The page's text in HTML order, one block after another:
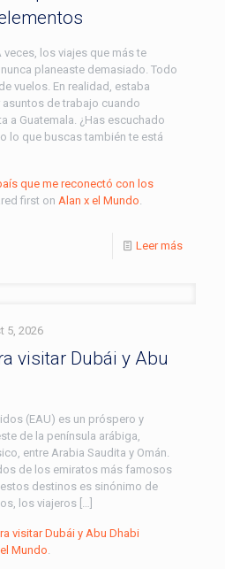
veces, los viajes que más te
planeaste demasiado. Todo
vuelos. En realidad, estaba
de trabajo cuando
a Guatemala. ¿Has escuchado
lo que buscas también te está
que me reconectó con los
first on Alan x el Mundo.
Leer más
5, 2026
visitar Dubái y Abu
(EAU) es un próspero y
de la península arábiga,
entre Arabia Saudita y Omán.
de los emiratos más famosos
destinos es sinónimo de
los viajeros […]
visitar Dubái y Abu Dhabi
Mundo.